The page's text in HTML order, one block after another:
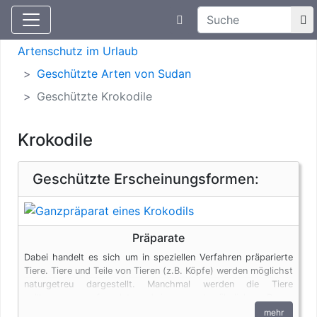
Aktuelle Meldungen
Suchtexteingabe
Artenschutz
Artenschutz im Urlaub
Geschützte Arten von Sudan
Geschützte Krokodile
Krokodile
Geschützte Erscheinungsformen:
Präparate
Dabei handelt es sich um in speziellen Verfahren präparierte
Tiere. Tiere und Teile von Tieren (z.B. Köpfe) werden möglichst
naturgetreu dargestellt. Manchmal werden die Tiere
dargestellt. Auch Tierpräparate unterliegen den
mehr